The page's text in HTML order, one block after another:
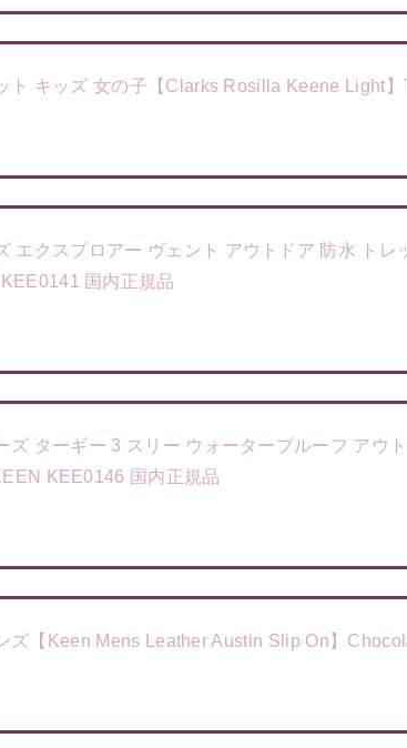
ト キッズ 女の子【Clarks Rosilla Keene Light】
エクスプロアー ヴェント アウトドア 防水 ト
国内正規品
ターギー 3 スリー ウォータープルーフ アウ
KEE0146 国内正規品
ズ【Keen Mens Leather Austin Slip On】